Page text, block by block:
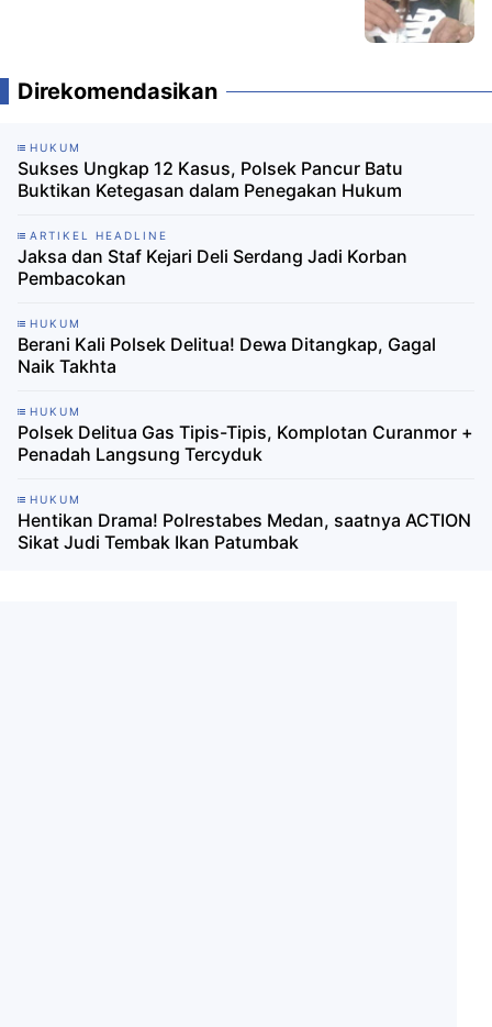
Direkomendasikan
HUKUM
Sukses Ungkap 12 Kasus, Polsek Pancur Batu
Buktikan Ketegasan dalam Penegakan Hukum
ARTIKEL HEADLINE
Jaksa dan Staf Kejari Deli Serdang Jadi Korban
Pembacokan
HUKUM
Berani Kali Polsek Delitua! Dewa Ditangkap, Gagal
Naik Takhta
HUKUM
Polsek Delitua Gas Tipis-Tipis, Komplotan Curanmor +
Penadah Langsung Tercyduk
HUKUM
Hentikan Drama! Polrestabes Medan, saatnya ACTION
Sikat Judi Tembak Ikan Patumbak